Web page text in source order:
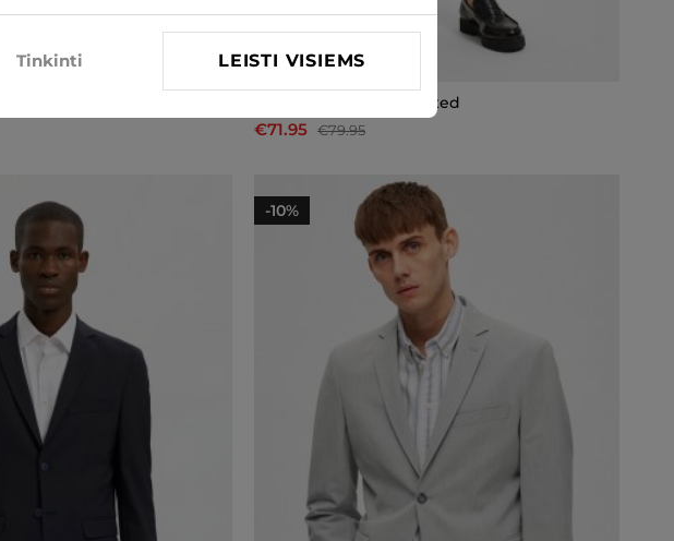
Kostiumo kelnės Selected
€71.95 €79.95
-10%
Tinkinti LEISTI VISIEMS